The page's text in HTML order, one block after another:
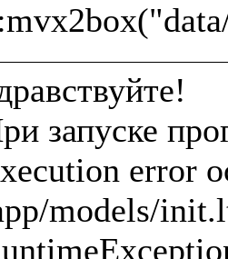
запуске
error
models/